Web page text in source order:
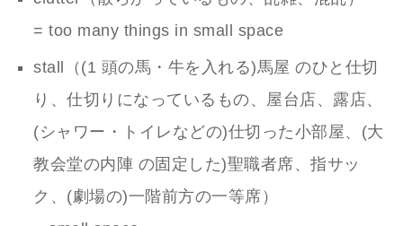
= too many things in small space
stall（(1 頭の馬・牛を入れる)馬屋 のひと仕切
り、仕切りになっているもの、屋台店、露店、
(シャワー・トイレなどの)仕切った小部屋、(大
教会堂の内陣 の固定した)聖職者席、指サッ
ク、(劇場の)一階前方の一等席）